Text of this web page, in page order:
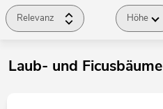
Relevanz Höhe
Laub- und Ficusbäume